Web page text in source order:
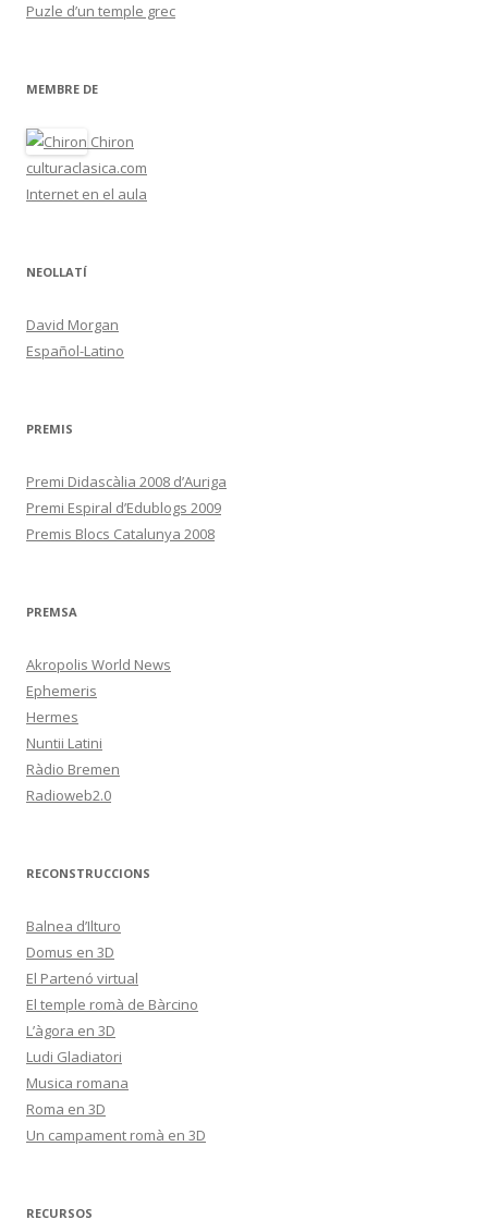
Puzle d’un temple grec
MEMBRE DE
Chiron
culturaclasica.com
Internet en el aula
NEOLLATÍ
David Morgan
Español-Latino
PREMIS
Premi Didascàlia 2008 d’Auriga
Premi Espiral d’Edublogs 2009
Premis Blocs Catalunya 2008
PREMSA
Akropolis World News
Ephemeris
Hermes
Nuntii Latini
Ràdio Bremen
Radioweb2.0
RECONSTRUCCIONS
Balnea d’Ilturo
Domus en 3D
El Partenó virtual
El temple romà de Bàrcino
L’àgora en 3D
Ludi Gladiatori
Musica romana
Roma en 3D
Un campament romà en 3D
RECURSOS